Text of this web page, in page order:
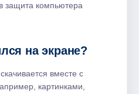
защита компьютера
на экране?
вместе с
картинками,